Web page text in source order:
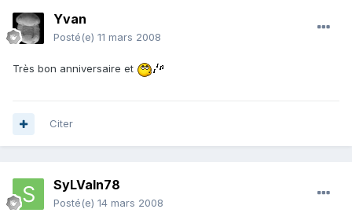
Yvan
Posté(e) 11 mars 2008
Très bon anniversaire et
Citer
SyLVaIn78
Posté(e) 14 mars 2008